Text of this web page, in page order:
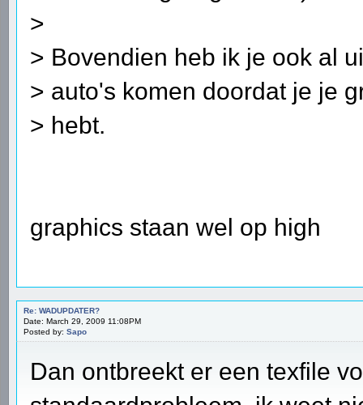
>
> Bovendien heb ik je ook al
> auto's komen doordat je je
> hebt.
graphics staan wel op high
Re: WADUPDATER?
Date: March 29, 2009 11:08PM
Posted by: Sapo
Dan ontbreekt er een texfile